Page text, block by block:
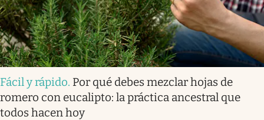
Fácil y rápido. Por qué debes mezclar hojas de
romero con eucalipto: la práctica ancestral que
todos hacen hoy